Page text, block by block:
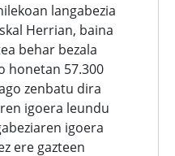
langabezia
Herrian, baina
behar bezala
honetan 57.300
zenbatu dira
igoera leundu
igoera
ere gazteen